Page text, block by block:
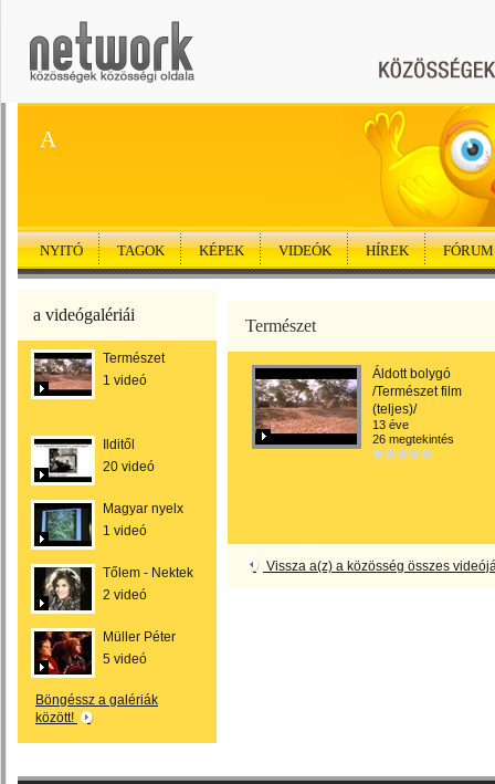
A
NYITÓ TAGOK KÉPEK VIDEÓK HÍREK FÓRUM
a videógalériái
Természet
1 videó
Ilditől
20 videó
Magyar nyelx
1 videó
Tőlem - Nektek
2 videó
Müller Péter
5 videó
Böngéssz a galériák
között!
Természet
Áldott bolygó
/Természet film
(teljes)/
13 éve
26 megtekintés
Vissza a(z) a közösség összes